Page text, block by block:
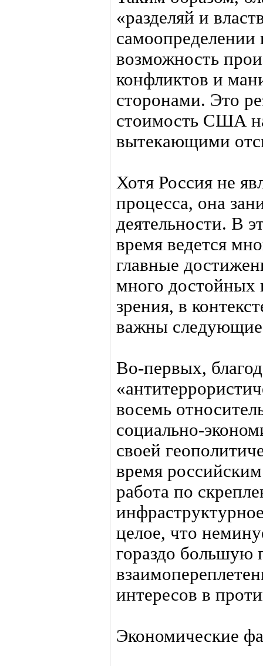
«разделяй и
возможность
конфликтов и
сторонами. Это
стоимость США
вытекающими
Хотя Россия не
процесса, она
деятельности. В
время ведется
главные
много
зрения, в
важны
Во-первых,
восемь
социально-
своей
время
работа по
целое, что
гораздо большую
интересов в
Экономические